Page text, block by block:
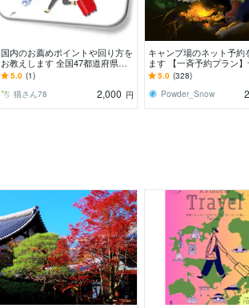
国内のお薦めポイントや回り方を
お教えします 全国47都道府県制
覇を目指しましょう！
5.0 (1)
猫さん78
2,000 円
キャンプ場のネット予約
ます 【一斉予約プラン】
付スタート時刻ピッタリ
ます
5.0 (328)
Powder_Snow